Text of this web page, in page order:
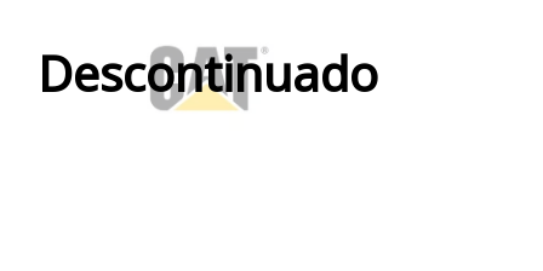
Descontinuado